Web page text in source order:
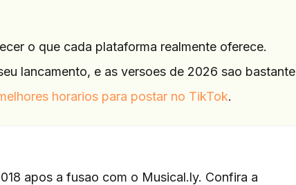
o que cada plataforma realmente oferece.
lancamento, e as versoes de 2026 sao bastante
horarios para postar no TikTok.
apos a fusao com o Musical.ly. Confira a